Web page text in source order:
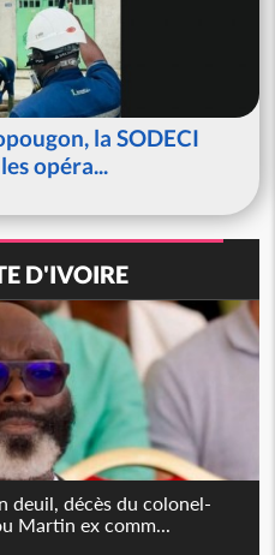
la SODECI
opéra...
D'IVOIRE
deuil, décès du colonel-
Martin ex comm...